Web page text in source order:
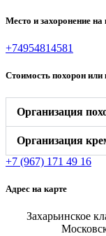
Место и захоронение
+74954814581
Стоимость похорон или
Организация
Организация
+7 (967) 171 49 16
Адрес на карте
Захарьинское